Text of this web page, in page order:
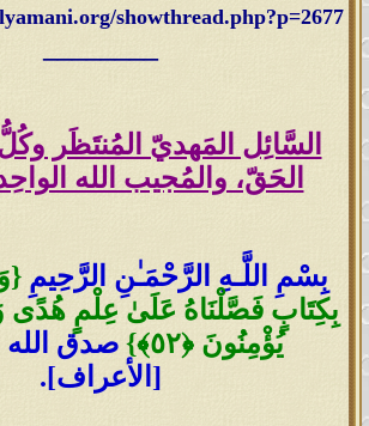
showthread.php?p=2677
السَّائِل المَهديّ المُنتَظَر
الحَقّ، والمُجيب الله
بِسْمِ اللَّـهِ الرَّحْمَـٰنِ الرَّحِيمِ
بِكِتَابٍ فَصَّلْنَاهُ عَلَىٰ عِلْمٍ هُدًى
يُؤْمِنُونَ ﴿٥٢﴾}
صدق الله
[الأعراف].